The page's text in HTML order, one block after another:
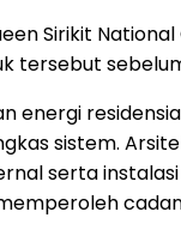
Sirikit National
tersebut
energi
sistem.
serta